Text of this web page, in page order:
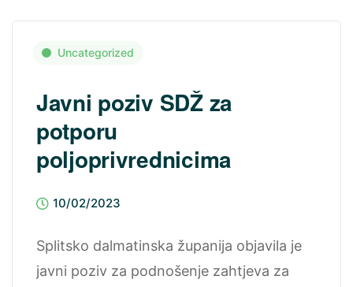
Uncategorized
Javni poziv SDŽ za
potporu
poljoprivrednicima
10/02/2023
Splitsko dalmatinska županija objavila je
javni poziv za podnošenje zahtjeva za